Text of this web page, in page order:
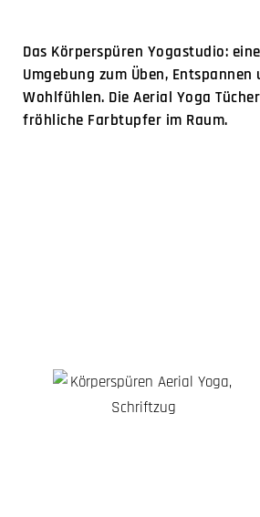
Das Körperspüren Yogastudio:
Umgebung zum Üben, Entspannen
Wohlfühlen. Die Aerial Yoga
fröhliche Farbtupfer im Raum.